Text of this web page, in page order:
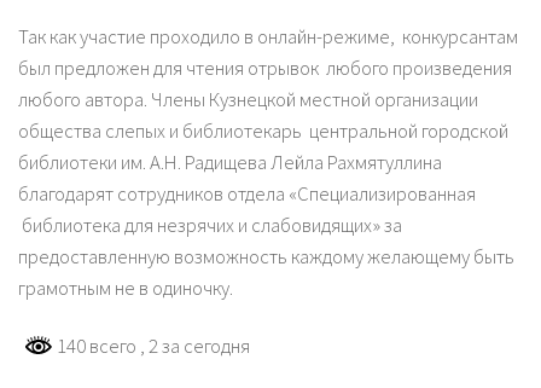
Так как участие проходило в онлайн-режиме, конкурсантам
был предложен для чтения отрывок любого произведения
любого автора. Члены Кузнецкой местной организации
общества слепых и библиотекарь центральной городской
библиотеки им. А.Н. Радищева Лейла Рахмятуллина
благодарят сотрудников отдела «Специализированная
библиотека для незрячих и слабовидящих» за
предоставленную возможность каждому желающему быть
грамотным не в одиночку.
140 всего , 2 за сегодня